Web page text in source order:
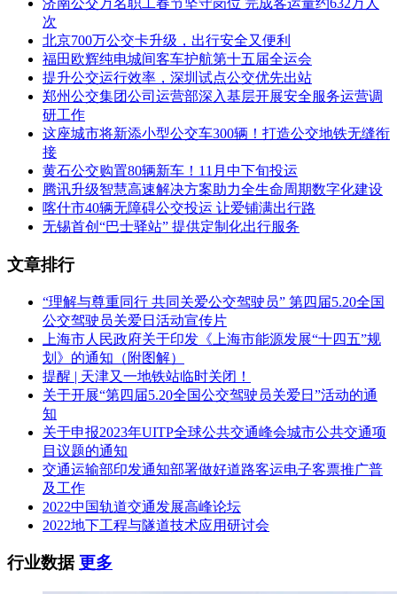
济南公交万名职工春节坚守岗位 完成客运量约632万人
次
北京700万公交卡升级，出行安全又便利
福田欧辉纯电城间客车护航第十五届全运会
提升公交运行效率，深圳试点公交优先出站
郑州公交集团公司运营部深入基层开展安全服务运营调
研工作
这座城市将新添小型公交车300辆！打造公交地铁无缝衔
接
黄石公交购置80辆新车！11月中下旬投运
腾讯升级智慧高速解决方案助力全生命周期数字化建设
喀什市40辆无障碍公交投运 让爱铺满出行路
无锡首创“巴士驿站” 提供定制化出行服务
文章排行
“理解与尊重同行 共同关爱公交驾驶员” 第四届5.20全国
公交驾驶员关爱日活动宣传片
上海市人民政府关于印发《上海市能源发展“十四五”规
划》的通知（附图解）
提醒 | 天津又一地铁站临时关闭！
关于开展“第四届5.20全国公交驾驶员关爱日”活动的通
知
关于申报2023年UITP全球公共交通峰会城市公共交通项
目议题的通知
交通运输部印发通知部署做好道路客运电子客票推广普
及工作
2022中国轨道交通发展高峰论坛
2022地下工程与隧道技术应用研讨会
行业数据更多